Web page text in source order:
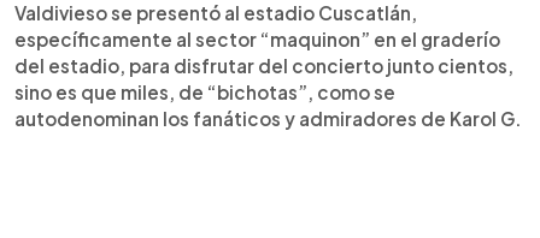
Valdivieso se presentó al estadio Cuscatlán,
específicamente al sector “maquinon” en el graderío
del estadio, para disfrutar del concierto junto cientos,
sino es que miles, de “bichotas”, como se
autodenominan los fanáticos y admiradores de Karol G.